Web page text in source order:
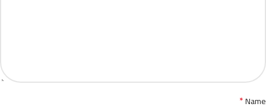
Name
*